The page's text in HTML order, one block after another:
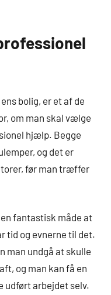
bolig, er et af de
om man skal vælge
hjælp. Begge
og det er
før man træffer
fantastisk måde at
tid og evnerne til det.
man undgå at skulle
og man kan få en
udført arbejdet selv.